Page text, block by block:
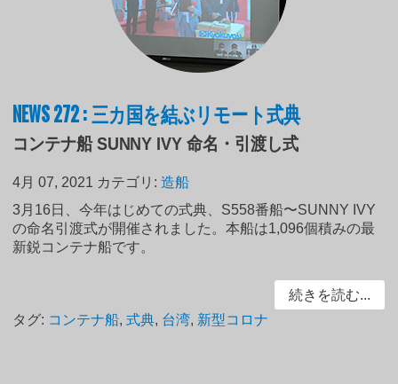
NEWS 272 : 三カ国を結ぶリモート式典
コンテナ船 SUNNY IVY 命名・引渡し式
4月 07, 2021 カテゴリ:造船
3月16日、今年はじめての式典、S558番船〜SUNNY IVY
の命名引渡式が開催されました。本船は1,096個積みの最
新鋭コンテナ船です。
続きを読む...
タグ: コンテナ船,式典, 台湾, 新型コロナ